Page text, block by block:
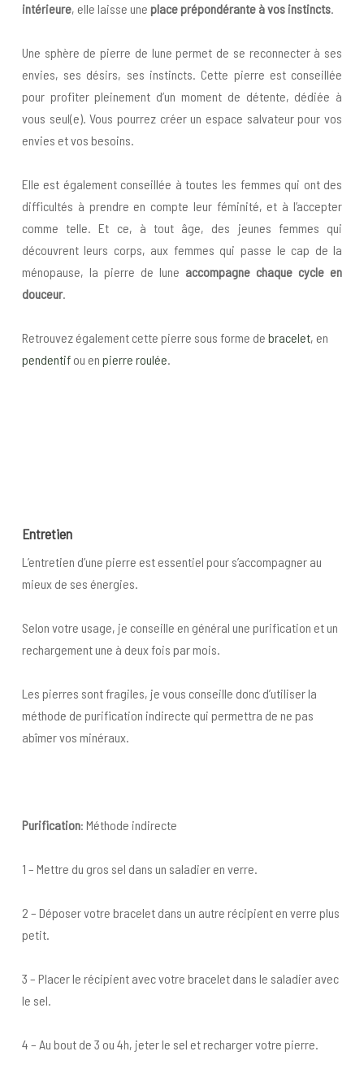
intérieure, elle laisse une place prépondérante à vos instincts.
Une sphère de pierre de lune permet de se reconnecter à ses
envies, ses désirs, ses instincts. Cette pierre est conseillée
pour profiter pleinement d’un moment de détente, dédiée à
vous seul(e). Vous pourrez créer un espace salvateur pour vos
envies et vos besoins.
Elle est également conseillée à toutes les femmes qui ont des
difficultés à prendre en compte leur féminité, et à l’accepter
comme telle. Et ce, à tout âge, des jeunes femmes qui
découvrent leurs corps, aux femmes qui passe le cap de la
ménopause, la pierre de lune accompagne chaque cycle en
douceur.
Retrouvez également cette pierre sous forme de bracelet, en
pendentifou en pierre roulée.
Entretien
L’entretien d’une pierre est essentiel pour s’accompagner au
mieux de ses énergies.
Selon votre usage, je conseille en général une purification et un
rechargement une à deux fois par mois.
Les pierres sont fragiles, je vous conseille donc d’utiliser la
méthode de purification indirecte qui permettra de ne pas
abîmer vos minéraux.
Purification: Méthode indirecte
1 – Mettre du gros sel dans un saladier en verre.
2 – Déposer votre bracelet dans un autre récipient en verre plus
petit.
3 – Placer le récipient avec votre bracelet dans le saladier avec
le sel.
4 – Au bout de 3 ou 4h, jeter le sel et recharger votre pierre.